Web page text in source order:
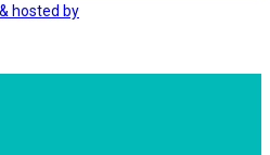
hosted by